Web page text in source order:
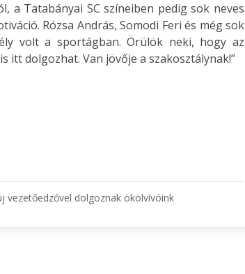
a Tatabányai SC színeiben pedig sok neves
Rózsa András, Somodi Feri és még sok
volt a sportágban. Örülök neki, hogy az
itt dolgozhat. Van jövője a szakosztálynak!”
vezetőedzővel dolgoznak ökölvívóink